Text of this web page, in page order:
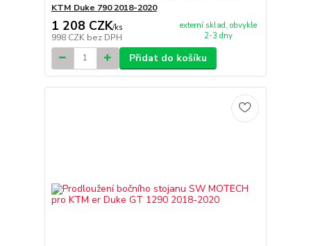
KTM Duke 790 2018-2020
1 208 CZK/ks
998 CZK bez DPH
externí sklad, obvykle
2-3 dny
Přidat do košíku